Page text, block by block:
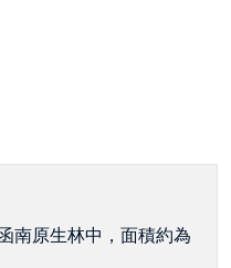
南原生林中，面積約為